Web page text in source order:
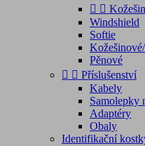
 
Windshield
Softie
Pěnové
  Příslušenství
Kabely
Samolepky
Adaptéry
Obaly
Identifikační